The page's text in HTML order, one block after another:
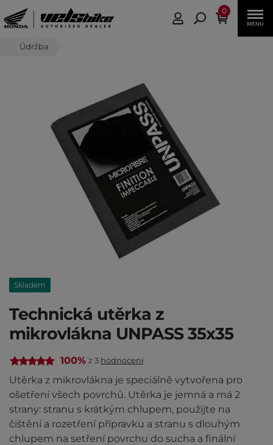
0
Údržba
Skladem
Technická utěrka z
mikrovlákna UNPASS 35x35
100% z 3 hodnocení
Utěrka z mikrovlákna je speciálně vytvořena pro
ošetření všech povrchů. Utěrka je jemná a má 2
strany: stranu s krátkým chlupem, použijte na
čištění a rozetření přípravku a stranu s dlouhým
chlupem na setření povrchu do sucha a finální